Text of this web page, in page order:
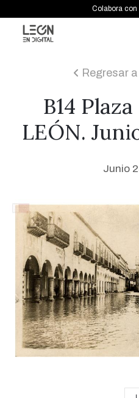
Colabora con
icon
Regresar
B14
LEÓN.
Junio